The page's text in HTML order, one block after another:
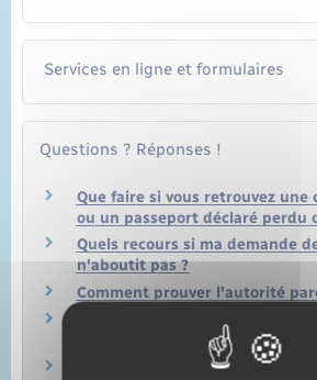
Services en ligne et formulaires
Questions ? Réponses !
Que faire si vous retrouvez
ou un passeport déclaré perdu
Quels recours si ma demande
n'aboutit pas ?
Comment prouver l'autorité
Carte d'identité / Passeport :
être prise au guichet ?
Comment prouver le domicile ?